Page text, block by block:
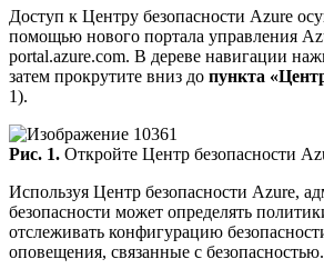
Доступ к Центру безопасности Azure
помощью нового портала управления
portal.azure.com. В дереве навигации
затем прокрутите вниз до пункта
1).
Рис. 1. Откройте Центр безопасности
Используя Центр безопасности Azure,
безопасности может определять
отслеживать конфигурацию
оповещения, связанные с безопасностью.